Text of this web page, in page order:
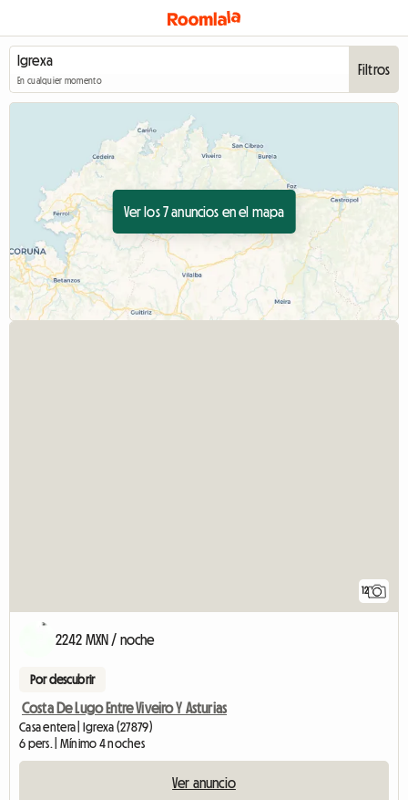
En cualquier momento
Filtros
Ver los 7 anuncios en el mapa
12
2242 MXN / noche
Por descubrir
Costa De Lugo Entre Viveiro Y Asturias
Casa entera | Igrexa (27879)
6 pers. | Mínimo 4 noches
Ver anuncio